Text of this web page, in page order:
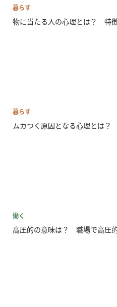
暮らす
物に当たる人の心理とは？ 特
暮らす
ムカつく原因となる心理とは
働く
高圧的の意味は？ 職場で高圧